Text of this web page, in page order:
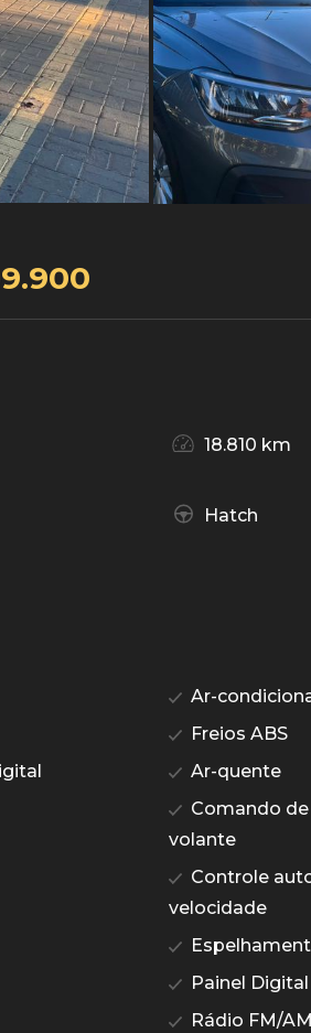
18.810 km
Hatch
Ar-
Freios ABS
Ar-quente
Comando
volante
Controle
velocidade
Painel Digital
Rádio FM/AM